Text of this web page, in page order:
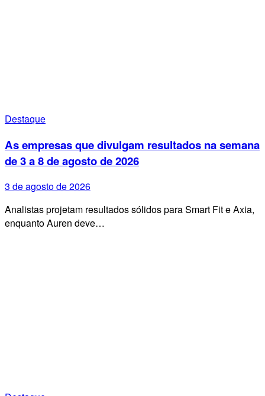
Destaque
As empresas que divulgam resultados na semana
de 3 a 8 de agosto de 2026
3 de agosto de 2026
Analistas projetam resultados sólidos para Smart Fit e Axia,
enquanto Auren deve…